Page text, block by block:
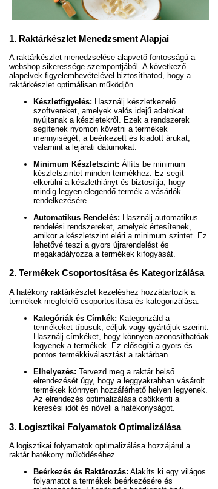
1. Raktárkészlet Menedzsment Alapjai
A raktárkészlet menedzselése alapvető fontosságú a
webshop sikeressége szempontjából. A következő
alapelvek figyelembevételével biztosíthatod, hogy a
raktárkészlet optimálisan működjön.
Készletfigyelés: Használj készletkezelő
szoftvereket, amelyek valós idejű adatokat
nyújtanak a készletekről. Ezek a rendszerek
segítenek nyomon követni a termékek
mennyiségét, a beérkezett és kiadott árukat,
valamint a lejárati dátumokat.
Minimum Készletszint: Állíts be minimum
készletszintet minden termékhez. Ez segít
elkerülni a készlethiányt és biztosítja, hogy
mindig legyen elegendő termék a vásárlók
rendelkezésére.
Automatikus Rendelés: Használj automatikus
rendelési rendszereket, amelyek értesítenek,
amikor a készletszint eléri a minimum szintet. Ez
lehetővé teszi a gyors újrarendelést és
megakadályozza a termékek kifogyását.
2. Termékek Csoportosítása és Kategorizálása
A hatékony raktárkészlet kezeléshez hozzátartozik a
termékek megfelelő csoportosítása és kategorizálása.
Kategóriák és Címkék: Kategorizáld a
termékeket típusuk, céljuk vagy gyártójuk szerint.
Használj címkéket, hogy könnyen azonosíthatóak
legyenek a termékek. Ez elősegíti a gyors és
pontos termékkiválasztást a raktárban.
Elhelyezés: Tervezd meg a raktár belső
elrendezését úgy, hogy a leggyakrabban vásárolt
termékek könnyen hozzáférhető helyen legyenek.
Az elrendezés optimalizálása csökkenti a
keresési időt és növeli a hatékonyságot.
3. Logisztikai Folyamatok Optimalizálása
A logisztikai folyamatok optimalizálása hozzájárul a
raktár hatékony működéséhez.
Beérkezés és Raktározás: Alakíts ki egy világos
folyamatot a termékek beérkezésére és